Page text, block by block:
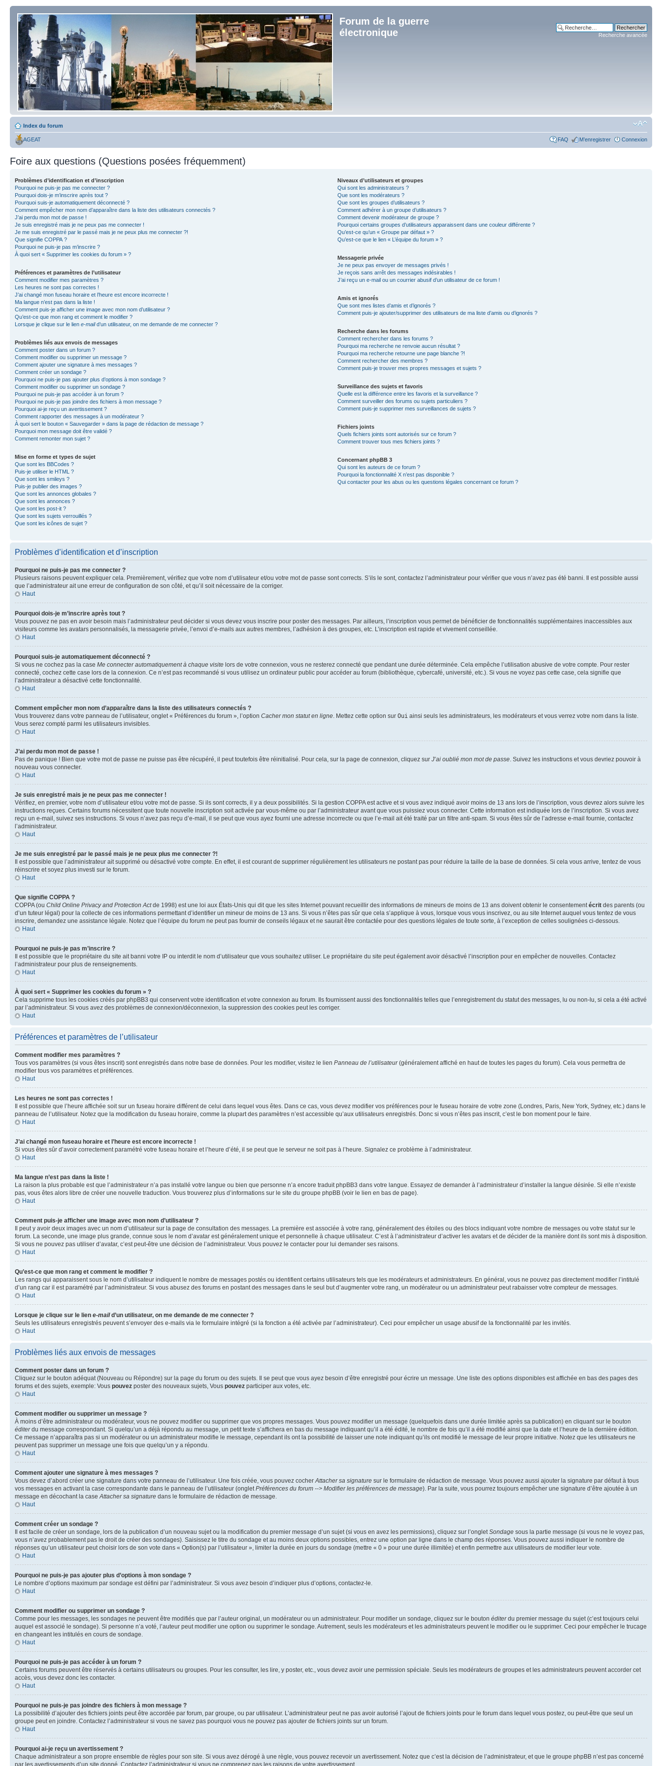
Forum de la guerre
électronique
Recherche avancée
Index du forum
AGEAT FAQ M’enregistrer Connexion
Foire aux questions (Questions posées fréquemment)
Problèmes d’identification et d’inscription
Pourquoi ne puis-je pas me connecter ?
Pourquoi dois-je m’inscrire après tout ?
Pourquoi suis-je automatiquement déconnecté ?
Comment empêcher mon nom d’apparaître dans la liste des utilisateurs connectés ?
J’ai perdu mon mot de passe !
Je suis enregistré mais je ne peux pas me connecter !
Je me suis enregistré par le passé mais je ne peux plus me connecter ?!
Que signifie COPPA ?
Pourquoi ne puis-je pas m’inscrire ?
À quoi sert « Supprimer les cookies du forum » ?
Préférences et paramètres de l’utilisateur
Comment modifier mes paramètres ?
Les heures ne sont pas correctes !
J’ai changé mon fuseau horaire et l’heure est encore incorrecte !
Ma langue n’est pas dans la liste !
Comment puis-je afficher une image avec mon nom d’utilisateur ?
Qu’est-ce que mon rang et comment le modifier ?
Lorsque je clique sur le lien e-maild’un utilisateur, on me demande de me connecter ?
Problèmes liés aux envois de messages
Comment poster dans un forum ?
Comment modifier ou supprimer un message ?
Comment ajouter une signature à mes messages ?
Comment créer un sondage ?
Pourquoi ne puis-je pas ajouter plus d’options à mon sondage ?
Comment modifier ou supprimer un sondage ?
Pourquoi ne puis-je pas accéder à un forum ?
Pourquoi ne puis-je pas joindre des fichiers à mon message ?
Pourquoi ai-je reçu un avertissement ?
Comment rapporter des messages à un modérateur ?
À quoi sert le bouton « Sauvegarder » dans la page de rédaction de message ?
Pourquoi mon message doit être validé ?
Comment remonter mon sujet ?
Mise en forme et types de sujet
Que sont les BBCodes ?
Puis-je utiliser le HTML ?
Que sont les smileys ?
Puis-je publier des images ?
Que sont les annonces globales ?
Que sont les annonces ?
Que sont les post-it ?
Que sont les sujets verrouillés ?
Que sont les icônes de sujet ?
Niveaux d’utilisateurs et groupes
Qui sont les administrateurs ?
Que sont les modérateurs ?
Que sont les groupes d’utilisateurs ?
Comment adhérer à un groupe d’utilisateurs ?
Comment devenir modérateur de groupe ?
Pourquoi certains groupes d’utilisateurs apparaissent dans une couleur différente ?
Qu’est-ce qu’un « Groupe par défaut » ?
Qu’est-ce que le lien « L’équipe du forum » ?
Messagerie privée
Je ne peux pas envoyer de messages privés !
Je reçois sans arrêt des messages indésirables !
J’ai reçu un e-mail ou un courrier abusif d’un utilisateur de ce forum !
Amis et ignorés
Que sont mes listes d’amis et d’ignorés ?
Comment puis-je ajouter/supprimer des utilisateurs de ma liste d’amis ou d’ignorés ?
Recherche dans les forums
Comment rechercher dans les forums ?
Pourquoi ma recherche ne renvoie aucun résultat ?
Pourquoi ma recherche retourne une page blanche ?!
Comment rechercher des membres ?
Comment puis-je trouver mes propres messages et sujets ?
Surveillance des sujets et favoris
Quelle est la différence entre les favoris et la surveillance ?
Comment surveiller des forums ou sujets particuliers ?
Comment puis-je supprimer mes surveillances de sujets ?
Fichiers joints
Quels fichiers joints sont autorisés sur ce forum ?
Comment trouver tous mes fichiers joints ?
Concernant phpBB 3
Qui sont les auteurs de ce forum ?
Pourquoi la fonctionnalité X n’est pas disponible ?
Qui contacter pour les abus ou les questions légales concernant ce forum ?
Problèmes d’identification et d’inscription
Pourquoi ne puis-je pas me connecter ?
Plusieurs raisons peuvent expliquer cela. Premièrement, vérifiez que votre nom d’utilisateur et/ou votre mot de passe sont corrects. S’ils le sont, contactez l’administrateur pour vérifier que vous n’avez pas été banni. Il est possible aussi
que l’administrateur ait une erreur de configuration de son côté, et qu’il soit nécessaire de la corriger.
Haut
Pourquoi dois-je m’inscrire après tout ?
Vous pouvez ne pas en avoir besoin mais l’administrateur peut décider si vous devez vous inscrire pour poster des messages. Par ailleurs, l’inscription vous permet de bénéficier de fonctionnalités supplémentaires inaccessibles aux
visiteurs comme les avatars personnalisés, la messagerie privée, l’envoi d’e-mails aux autres membres, l’adhésion à des groupes, etc. L’inscription est rapide et vivement conseillée.
Haut
Pourquoi suis-je automatiquement déconnecté ?
Si vous ne cochez pas la case Me connecter automatiquement à chaque visite lors de votre connexion, vous ne resterez connecté que pendant une durée déterminée. Cela empêche l’utilisation abusive de votre compte. Pour rester
connecté, cochez cette case lors de la connexion. Ce n’est pas recommandé si vous utilisez un ordinateur public pour accéder au forum (bibliothèque, cybercafé, université, etc.). Si vous ne voyez pas cette case, cela signifie que
l’administrateur a désactivé cette fonctionnalité.
Haut
Comment empêcher mon nom d’apparaître dans la liste des utilisateurs connectés ?
Vous trouverez dans votre panneau de l’utilisateur, onglet « Préférences du forum », l’option Cacher mon statut en ligne. Mettez cette option sur Oui ainsi seuls les administrateurs, les modérateurs et vous verrez votre nom dans la liste.
Vous serez compté parmi les utilisateurs invisibles.
Haut
J’ai perdu mon mot de passe !
Pas de panique ! Bien que votre mot de passe ne puisse pas être récupéré, il peut toutefois être réinitialisé. Pour cela, sur la page de connexion, cliquez sur J’ai oublié mon mot de passe. Suivez les instructions et vous devriez pouvoir à
nouveau vous connecter.
Haut
Je suis enregistré mais je ne peux pas me connecter !
Vérifiez, en premier, votre nom d’utilisateur et/ou votre mot de passe. Si ils sont corrects, il y a deux possibilités. Si la gestion COPPA est active et si vous avez indiqué avoir moins de 13 ans lors de l’inscription, vous devrez alors suivre les
instructions reçues. Certains forums nécessitent que toute nouvelle inscription soit activée par vous-même ou par l’administrateur avant que vous puissiez vous connecter. Cette information est indiquée lors de l’inscription. Si vous avez
reçu un e-mail, suivez ses instructions. Si vous n’avez pas reçu d’e-mail, il se peut que vous ayez fourni une adresse incorrecte ou que l’e-mail ait été traité par un filtre anti-spam. Si vous êtes sûr de l’adresse e-mail fournie, contactez
l’administrateur.
Haut
Je me suis enregistré par le passé mais je ne peux plus me connecter ?!
Il est possible que l’administrateur ait supprimé ou désactivé votre compte. En effet, il est courant de supprimer régulièrement les utilisateurs ne postant pas pour réduire la taille de la base de données. Si cela vous arrive, tentez de vous
réinscrire et soyez plus investi sur le forum.
Haut
Que signifie COPPA ?
COPPA (ou Child Online Privacy and Protection Actde 1998) est une loi aux États-Unis qui dit que les sites Internet pouvant recueillir des informations de mineurs de moins de 13 ans doivent obtenir le consentementécrit des parents (ou
d’un tuteur légal) pour la collecte de ces informations permettant d’identifier un mineur de moins de 13 ans. Si vous n’êtes pas sûr que cela s’applique à vous, lorsque vous vous inscrivez, ou au site Internet auquel vous tentez de vous
inscrire, demandez une assistance légale. Notez que l’équipe du forum ne peut pas fournir de conseils légaux et ne saurait être contactée pour des questions légales de toute sorte, à l’exception de celles soulignées ci-dessous.
Haut
Pourquoi ne puis-je pas m’inscrire ?
Il est possible que le propriétaire du site ait banni votre IP ou interdit le nom d’utilisateur que vous souhaitez utiliser. Le propriétaire du site peut également avoir désactivé l’inscription pour en empêcher de nouvelles. Contactez
l’administrateur pour plus de renseignements.
Haut
À quoi sert « Supprimer les cookies du forum » ?
Cela supprime tous les cookies créés par phpBB3 qui conservent votre identification et votre connexion au forum. Ils fournissent aussi des fonctionnalités telles que l’enregistrement du statut des messages, lu ou non-lu, si cela a été activé
par l’administrateur. Si vous avez des problèmes de connexion/déconnexion, la suppression des cookies peut les corriger.
Haut
Préférences et paramètres de l’utilisateur
Comment modifier mes paramètres ?
Tous vos paramètres (si vous êtes inscrit) sont enregistrés dans notre base de données. Pour les modifier, visitez le lien Panneau de l’utilisateur(généralement affiché en haut de toutes les pages du forum). Cela vous permettra de
modifier tous vos paramètres et préférences.
Haut
Les heures ne sont pas correctes !
Il est possible que l’heure affichée soit sur un fuseau horaire différent de celui dans lequel vous êtes. Dans ce cas, vous devez modifier vos préférences pour le fuseau horaire de votre zone (Londres, Paris, New York, Sydney, etc.) dans le
panneau de l’utilisateur. Notez que la modification du fuseau horaire, comme la plupart des paramètres n’est accessible qu’aux utilisateurs enregistrés. Donc si vous n’êtes pas inscrit, c’est le bon moment pour le faire.
Haut
J’ai changé mon fuseau horaire et l’heure est encore incorrecte !
Si vous êtes sûr d’avoir correctement paramétré votre fuseau horaire et l’heure d’été, il se peut que le serveur ne soit pas à l’heure. Signalez ce problème à l’administrateur.
Haut
Ma langue n’est pas dans la liste !
La raison la plus probable est que l’administrateur n’a pas installé votre langue ou bien que personne n’a encore traduit phpBB3 dans votre langue. Essayez de demander à l’administrateur d’installer la langue désirée. Si elle n’existe
pas, vous êtes alors libre de créer une nouvelle traduction. Vous trouverez plus d’informations sur le site du groupe phpBB (voir le lien en bas de page).
Haut
Comment puis-je afficher une image avec mon nom d’utilisateur ?
Il peut y avoir deux images avec un nom d’utilisateur sur la page de consultation des messages. La première est associée à votre rang, généralement des étoiles ou des blocs indiquant votre nombre de messages ou votre statut sur le
forum. La seconde, une image plus grande, connue sous le nom d’avatar est généralement unique et personnelle à chaque utilisateur. C’est à l’administrateur d’activer les avatars et de décider de la manière dont ils sont mis à disposition.
Si vous ne pouvez pas utiliser d’avatar, c’est peut-être une décision de l’administrateur. Vous pouvez le contacter pour lui demander ses raisons.
Haut
Qu’est-ce que mon rang et comment le modifier ?
Les rangs qui apparaissent sous le nom d’utilisateur indiquent le nombre de messages postés ou identifient certains utilisateurs tels que les modérateurs et administrateurs. En général, vous ne pouvez pas directement modifier l’intitulé
d’un rang car il est paramétré par l’administrateur. Si vous abusez des forums en postant des messages dans le seul but d’augmenter votre rang, un modérateur ou un administrateur peut rabaisser votre compteur de messages.
Haut
Lorsque je clique sur le lien e-maild’un utilisateur, on me demande de me connecter ?
Seuls les utilisateurs enregistrés peuvent s’envoyer des e-mails via le formulaire intégré (si la fonction a été activée par l’administrateur). Ceci pour empêcher un usage abusif de la fonctionnalité par les invités.
Haut
Problèmes liés aux envois de messages
Comment poster dans un forum ?
Cliquez sur le bouton adéquat (Nouveau ou Répondre) sur la page du forum ou des sujets. Il se peut que vous ayez besoin d’être enregistré pour écrire un message. Une liste des options disponibles est affichée en bas des pages des
forums et des sujets, exemple: Vous pouvez poster des nouveaux sujets, Vous pouvez participer aux votes, etc.
Haut
Comment modifier ou supprimer un message ?
À moins d’être administrateur ou modérateur, vous ne pouvez modifier ou supprimer que vos propres messages. Vous pouvez modifier un message (quelquefois dans une durée limitée après sa publication) en cliquant sur le bouton
éditerdu message correspondant. Si quelqu’un a déjà répondu au message, un petit texte s’affichera en bas du message indiquant qu’il a été édité, le nombre de fois qu’il a été modifié ainsi que la date et l’heure de la dernière édition.
Ce message n’apparaîtra pas si un modérateur ou un administrateur modifie le message, cependant ils ont la possibilité de laisser une note indiquant qu’ils ont modifié le message de leur propre initiative. Notez que les utilisateurs ne
peuvent pas supprimer un message une fois que quelqu’un y a répondu.
Haut
Comment ajouter une signature à mes messages ?
Vous devez d’abord créer une signature dans votre panneau de l’utilisateur. Une fois créée, vous pouvez cocherAttacher sa signature sur le formulaire de rédaction de message. Vous pouvez aussi ajouter la signature par défaut à tous
vos messages en activant la case correspondante dans le panneau de l’utilisateur (ongletPréférences du forum --> Modifier les préférences de message). Par la suite, vous pourrez toujours empêcher une signature d’être ajoutée à un
message en décochant la caseAttacher sa signature dans le formulaire de rédaction de message.
Haut
Comment créer un sondage ?
Il est facile de créer un sondage, lors de la publication d’un nouveau sujet ou la modification du premier message d’un sujet (si vous en avez les permissions), cliquez sur l’ongletSondage sous la partie message (si vous ne le voyez pas,
vous n’avez probablement pas le droit de créer des sondages). Saisissez le titre du sondage et au moins deux options possibles, entrez une option par ligne dans le champ des réponses. Vous pouvez aussi indiquer le nombre de
réponses qu’un utilisateur peut choisir lors de son vote dans « Option(s) par l’utilisateur », limiter la durée en jours du sondage (mettre « 0 » pour une durée illimitée) et enfin permettre aux utilisateurs de modifier leur vote.
Haut
Pourquoi ne puis-je pas ajouter plus d’options à mon sondage ?
Le nombre d’options maximum par sondage est défini par l’administrateur. Si vous avez besoin d’indiquer plus d’options, contactez-le.
Haut
Comment modifier ou supprimer un sondage ?
Comme pour les messages, les sondages ne peuvent être modifiés que par l’auteur original, un modérateur ou un administrateur. Pour modifier un sondage, cliquez sur le bouton éditerdu premier message du sujet (c’est toujours celui
auquel est associé le sondage). Si personne n’a voté, l’auteur peut modifier une option ou supprimer le sondage. Autrement, seuls les modérateurs et les administrateurs peuvent le modifier ou le supprimer. Ceci pour empêcher le trucage
en changeant les intitulés en cours de sondage.
Haut
Pourquoi ne puis-je pas accéder à un forum ?
Certains forums peuvent être réservés à certains utilisateurs ou groupes. Pour les consulter, les lire, y poster, etc., vous devez avoir une permission spéciale. Seuls les modérateurs de groupes et les administrateurs peuvent accorder cet
accès, vous devez donc les contacter.
Haut
Pourquoi ne puis-je pas joindre des fichiers à mon message ?
La possibilité d’ajouter des fichiers joints peut être accordée par forum, par groupe, ou par utilisateur. L’administrateur peut ne pas avoir autorisé l’ajout de fichiers joints pour le forum dans lequel vous postez, ou peut-être que seul un
groupe peut en joindre. Contactez l’administrateur si vous ne savez pas pourquoi vous ne pouvez pas ajouter de fichiers joints sur un forum.
Haut
Pourquoi ai-je reçu un avertissement ?
Chaque administrateur a son propre ensemble de règles pour son site. Si vous avez dérogé à une règle, vous pouvez recevoir un avertissement. Notez que c’est la décision de l’administrateur, et que le groupe phpBB n’est pas concerné
par les avertissements d’un site donné. Contactez l’administrateur si vous ne comprenez pas les raisons de votre avertissement.